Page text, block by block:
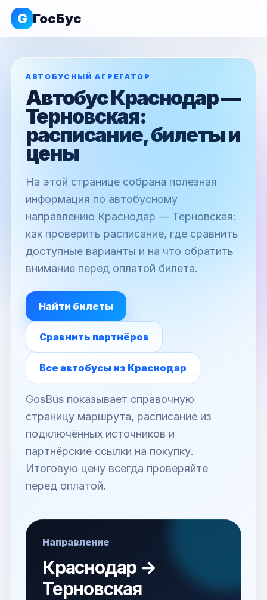
G ГосБус
АВТОБУСНЫЙ АГРЕГАТОР
Автобус Краснодар —
Терновская:
расписание, билеты и
цены
На этой странице собрана полезная
информация по автобусному
направлению Краснодар — Терновская:
как проверить расписание, где сравнить
доступные варианты и на что обратить
внимание перед оплатой билета.
Найти билеты
Сравнить партнёров
Все автобусы из Краснодар
GosBus показывает справочную
страницу маршрута, расписание из
подключённых источников и
партнёрские ссылки на покупку.
Итоговую цену всегда проверяйте
перед оплатой.
Направление
Краснодар →
Терновская